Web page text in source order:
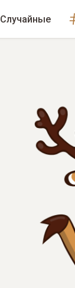
Случайные